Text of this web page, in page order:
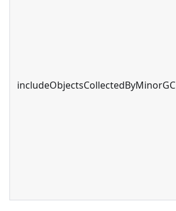
includeObjectsCollectedByMinorGC